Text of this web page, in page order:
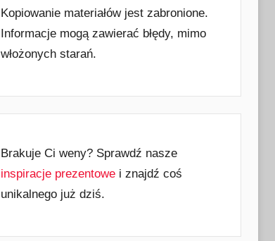
Kopiowanie materiałów jest zabronione.
Informacje mogą zawierać błędy, mimo
włożonych starań.
Brakuje Ci weny? Sprawdź nasze
inspiracje prezentowei znajdź coś
unikalnego już dziś.